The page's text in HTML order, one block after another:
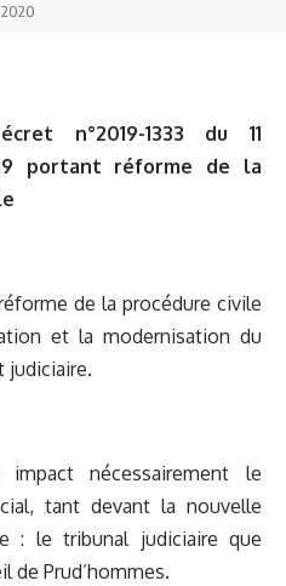
n°2019-1333 du 11
portant réforme de la
de la procédure civile
et la modernisation du
nécessairement le
tant devant la nouvelle
: le tribunal judiciaire que
de Prud’hommes.